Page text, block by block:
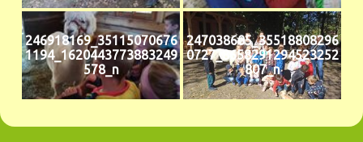
246918169_35115070676
1194_1620443773883249
578_n
247038605_35518808296
0727_8658291294523252
807_n